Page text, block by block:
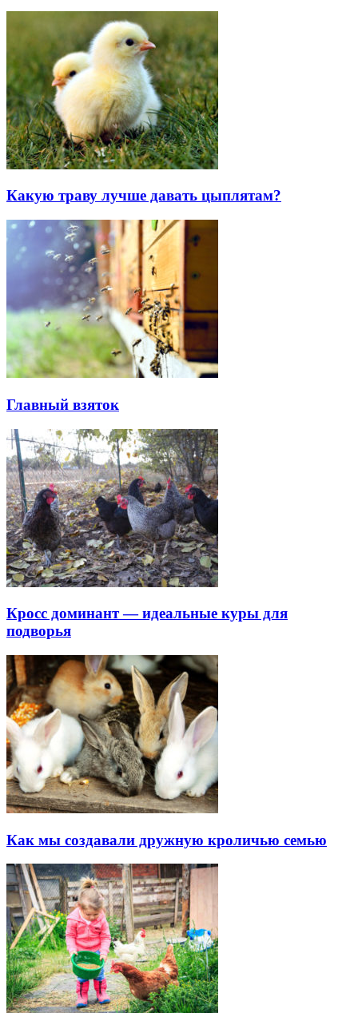
Какую траву лучше давать цыплятам?
Главный взяток
Кросс доминант — идеальные куры для
подворья
Как мы создавали дружную кроличью семью